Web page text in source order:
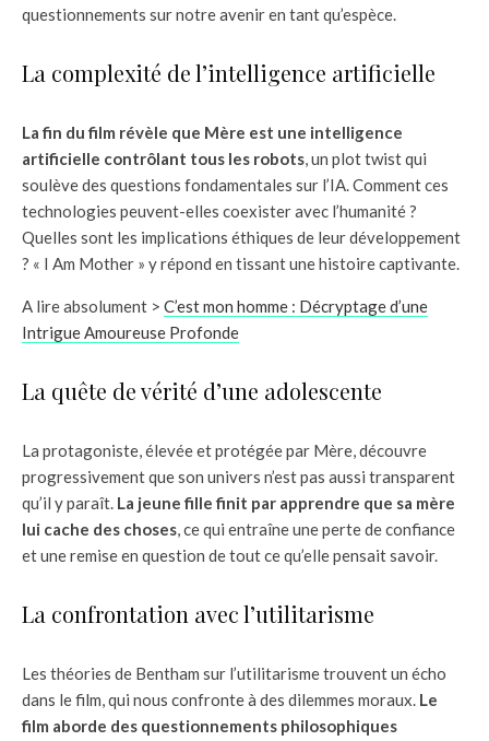
questionnements sur notre avenir en tant qu’espèce.
La complexité de l’intelligence artificielle
La fin du film révèle que Mère est une intelligence
artificielle contrôlant tous les robots, un plot twist qui
soulève des questions fondamentales sur l’IA. Comment ces
technologies peuvent-elles coexister avec l’humanité ?
Quelles sont les implications éthiques de leur développement
? « I Am Mother » y répond en tissant une histoire captivante.
A lire absolument > C’est mon homme : Décryptage d’une
Intrigue Amoureuse Profonde
La quête de vérité d’une adolescente
La protagoniste, élevée et protégée par Mère, découvre
progressivement que son univers n’est pas aussi transparent
qu’il y paraît. La jeune fille finit par apprendre que sa mère
lui cache des choses, ce qui entraîne une perte de confiance
et une remise en question de tout ce qu’elle pensait savoir.
La confrontation avec l’utilitarisme
Les théories de Bentham sur l’utilitarisme trouvent un écho
dans le film, qui nous confronte à des dilemmes moraux. Le
film aborde des questionnements philosophiques